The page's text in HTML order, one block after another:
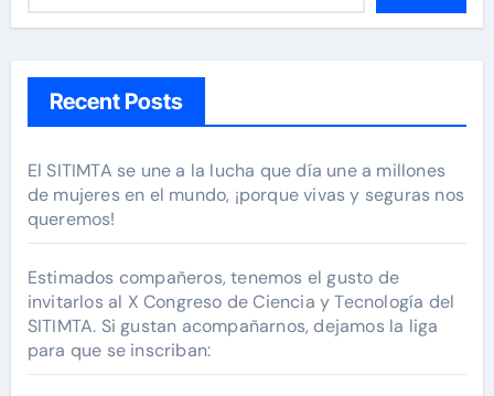
Recent Posts
El SITIMTA se une a la lucha que día une a millones
de mujeres en el mundo, ¡porque vivas y seguras nos
queremos!
Estimados compañeros, tenemos el gusto de
invitarlos al X Congreso de Ciencia y Tecnología del
SITIMTA. Si gustan acompañarnos, dejamos la liga
para que se inscriban: